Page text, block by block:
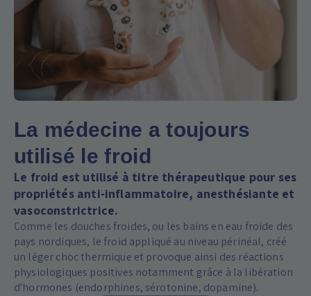
La médecine a toujours
utilisé le froid
Le froid est utilisé à titre thérapeutique pour ses
propriétés anti-inflammatoire, anesthésiante et
vasoconstrictrice.
Comme les douches froides, ou les bains en eau froide des
pays nordiques, le froid appliqué au niveau périnéal, créé
un léger choc thermique et provoque ainsi des réactions
physiologiques positives notamment grâce à la libération
d'hormones (endorphines, sérotonine, dopamine).